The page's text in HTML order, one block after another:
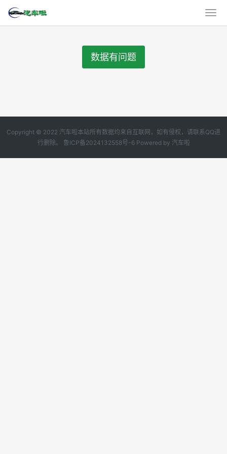
数据有问题
Copyright © 2022 汽车啦本站所有数据均来自互联网，如有侵权，请联系QQ进
行删除。 鲁ICP备2024132558号-6Powered by 汽车啦